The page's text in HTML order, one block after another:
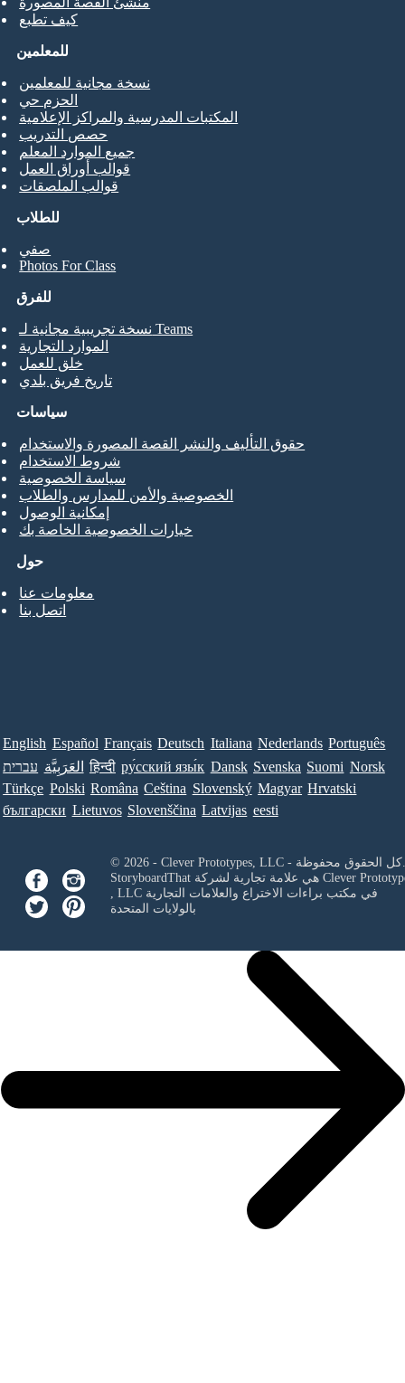
كيف تطبع
للطلاب
صفي
Photos For Class
للمعلمين
نسخة مجانية للمعلمين
الحزم حي
المكتبات المدرسية والمراكز الإعلامية
حصص التدريب
جميع الموارد المعلم
قوالب أوراق العمل
قوالب الملصقات
للفرق
نسخة تجريبية مجانية لـ Teams
الموارد التجارية
خلق للعمل
تاريخ فريق بلدي
حول
معلومات عنا
اتصل بنا
سياسات
حقوق التأليف والنشر القصة المصورة والاستخدام
شروط الاستخدام
سياسة الخصوصية
الخصوصية والأمن للمدارس والطلاب
إمكانية الوصول
خيارات الخصوصية الخاصة بك
English Español Français Deutsch Italiana Nederlands Português
עברית العَرَبِيَّة हिन्दी ру́сский язы́к Dansk Svenska Suomi Norsk
Türkçe Polski Româna Ceština Slovenský Magyar Hrvatski
български Lietuvos Slovenščina Latvijas eesti
© 2026 - Clever Prototypes, LLC - كل الحقوق محفوظة.
StoryboardThat هي علامة تجارية لشركة Clever
, LLCفي مكتب براءات الاختراع والعلامات التجارية
بالولايات المتحدة